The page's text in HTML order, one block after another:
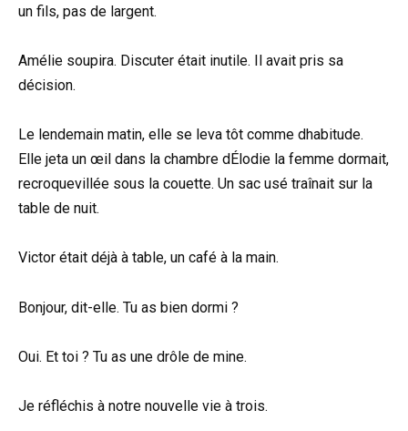
un fils, pas de largent.
Amélie soupira. Discuter était inutile. Il avait pris sa
décision.
Le lendemain matin, elle se leva tôt comme dhabitude.
Elle jeta un œil dans la chambre dÉlodie la femme dormait,
recroquevillée sous la couette. Un sac usé traînait sur la
table de nuit.
Victor était déjà à table, un café à la main.
Bonjour, dit-elle. Tu as bien dormi ?
Oui. Et toi ? Tu as une drôle de mine.
Je réfléchis à notre nouvelle vie à trois.